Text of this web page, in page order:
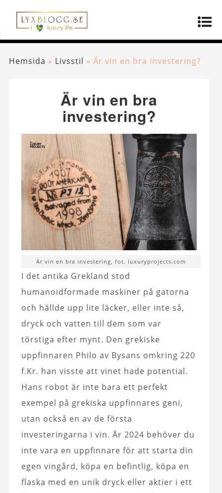
Hemsida » Livsstil » Är vin en bra investering?
Är vin en bra
investering?
Är vin en bra investering, fot. luxuryprojects.com
I det antika Grekland stod
humanoidformade maskiner på gatorna
och hällde upp lite läcker, eller inte så,
dryck och vatten till dem som var
törstiga efter mynt. Den grekiske
uppfinnaren Philo av Bysans omkring 220
f.Kr. han visste att vinet hade potential.
Hans robot är inte bara ett perfekt
exempel på grekiska uppfinnares geni,
utan också en av de första
investeringarna i vin. År 2024 behöver du
inte vara en uppfinnare för att starta din
egen vingård, köpa en befintlig, köpa en
flaska med en unik dryck eller aktier i ett